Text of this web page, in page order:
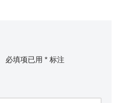
必填项已用 * 标注